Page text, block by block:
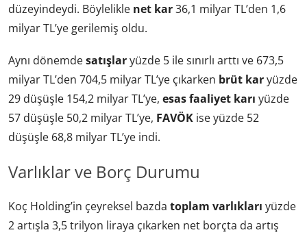
düzeyindeydi. Böylelikle net kar36,1 milyar TL’den 1,6
milyar TL’ye gerilemiş oldu.
Aynı dönemdesatışlaryüzde 5 ile sınırlı arttı ve 673,5
milyar TL’den 704,5 milyar TL’ye çıkarken brüt karyüzde
29 düşüşle 154,2 milyar TL’ye, esas faaliyet karı yüzde
57 düşüşle 50,2 milyar TL’ye, FAVÖK ise yüzde 52
düşüşle 68,8 milyar TL’ye indi.
Varlıklar ve Borç Durumu
Koç Holding’in çeyreksel bazda toplam varlıkları yüzde
2 artışla 3,5 trilyon liraya çıkarken net borçta da artış